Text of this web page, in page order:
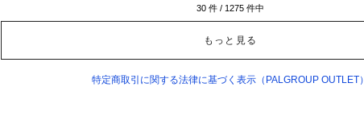
30 件 / 1275 件中
もっと見る
特定商取引に関する法律に基づく表示（PALGROUP OUTLET）